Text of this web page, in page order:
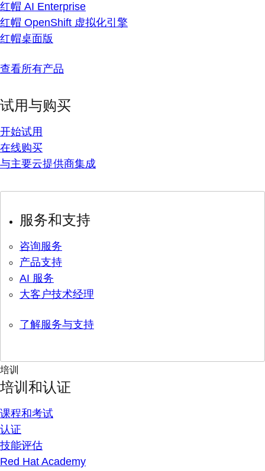
红帽 AI Enterprise
红帽 OpenShift 虚拟化引擎
红帽桌面版
查看所有产品
试用与购买
开始试用
在线购买
与主要云提供商集成
服务和支持
咨询服务
产品支持
AI 服务
大客户技术经理
了解服务与支持
培训
培训和认证
课程和考试
认证
技能评估
Red Hat Academy